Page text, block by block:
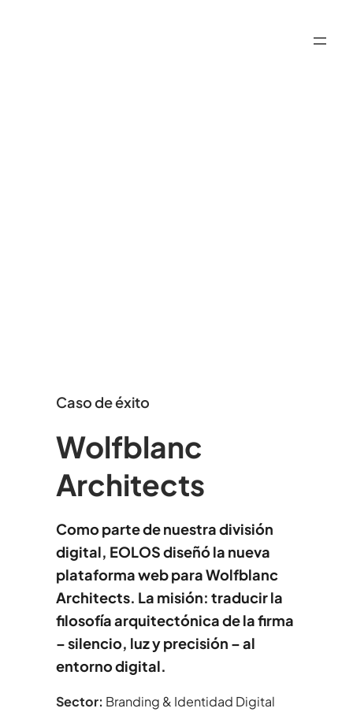
Caso de éxito
Wolfblanc
Architects
Como parte de nuestra división
digital, EOLOS diseñó la nueva
plataforma web para Wolfblanc
Architects. La misión: traducir la
filosofía arquitectónica de la firma
– silencio, luz y precisión – al
entorno digital.
Sector: Branding & Identidad Digital